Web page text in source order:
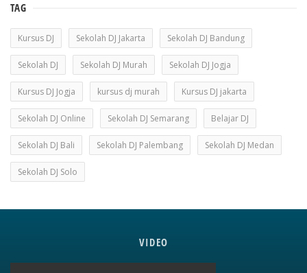
TAG
Kursus DJ Sekolah DJ Jakarta Sekolah DJ Bandung
Sekolah DJ Sekolah DJ Murah Sekolah DJ Jogja
Kursus DJ Jogja kursus dj murah Kursus DJ jakarta
Sekolah DJ Online Sekolah DJ Semarang Belajar DJ
Sekolah DJ Bali Sekolah DJ Palembang Sekolah DJ Medan
Sekolah DJ Solo
VIDEO